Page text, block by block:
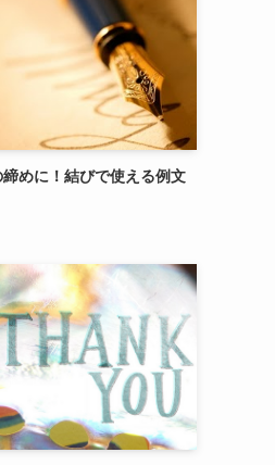
めに！結びで使える例文